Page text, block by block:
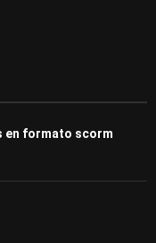
en formato scorm